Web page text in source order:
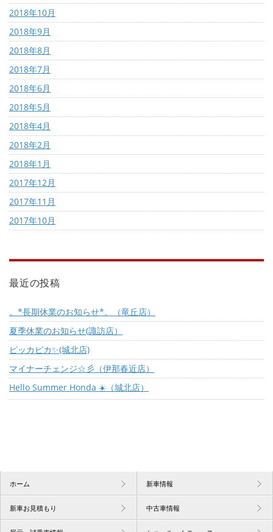
2018年10月
2018年9月
2018年8月
2018年7月
2018年6月
2018年5月
2018年4月
2018年2月
2018年1月
2017年12月
2017年11月
2017年10月
最近の投稿
。*長期休業のお知らせ*。（竜丘店）
夏季休業のお知らせ(諏訪店）
ピッカピカ✨(城北店)
マイナーチェンジ☆彡（伊那春近店）
Hello Summer Honda ☀️（城北店）
ホーム 新車情報
新車お見積もり 中古車情報